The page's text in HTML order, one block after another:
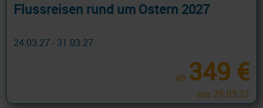
Flussreisen rund um Ostern 2027
24.03.27 - 31.03.27
ab 349 €
am 29.03.27